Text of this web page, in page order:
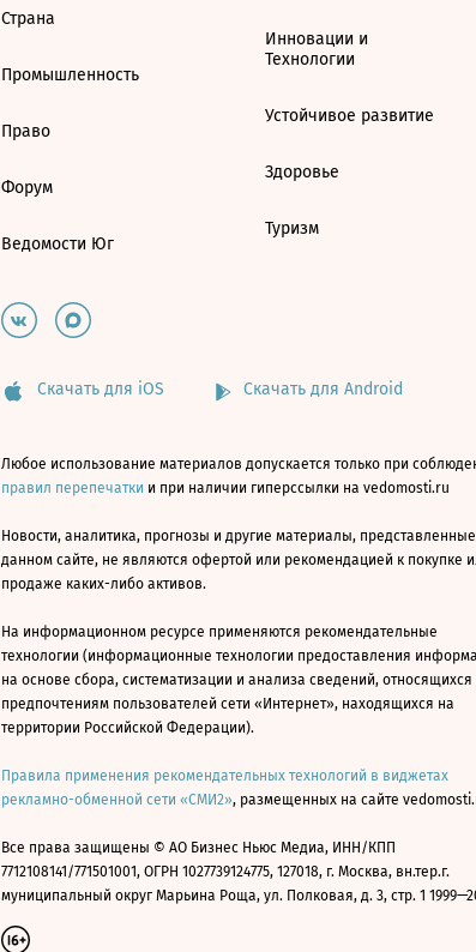
Страна
Промышленность
Право
Форум
Ведомости Юг
Инновации и
Технологии
Устойчивое развитие
Здоровье
Туризм
Скачать для iOS Скачать для Android
Любое использование материалов допускается только при
правил перепечатки и при наличии гиперссылки на vedomosti.ru
Новости, аналитика, прогнозы и другие материалы,
данном сайте, не являются офертой или рекомендацией к покупке
продаже каких-либо активов.
На информационном ресурсе применяются рекомендательные
технологии (информационные технологии предоставления
на основе сбора, систематизации и анализа сведений, относящихся
предпочтениям пользователей сети «Интернет», находящихся на
территории Российской Федерации).
Правила применения рекомендательных технологий в виджетах
рекламно-обменной сети «СМИ2», размещенных на сайте
Все права защищены © АО Бизнес Ньюс Медиа, ИНН/КПП
7712108141/771501001, ОГРН 1027739124775, 127018, г. Москва, вн.тер.г.
муниципальный округ Марьина Роща, ул. Полковая, д. 3, стр. 1